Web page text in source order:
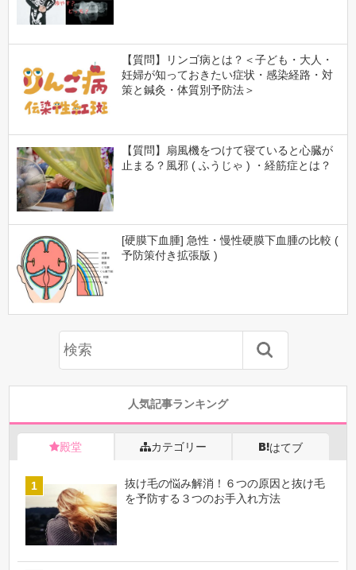
【質問】リンゴ病とは？＜子ども・大人・
妊婦が知っておきたい症状・感染経路・対
策と鍼灸・体質別予防法＞
【質問】扇風機をつけて寝ていると心臓が
止まる？風邪 ( ふうじゃ ) ・経筋症とは？
[硬膜下血腫] 急性・慢性硬膜下血腫の比較 (
予防策付き拡張版 )
人気記事ランキング
殿堂 カテゴリー はてブ
抜け毛の悩み解消！６つの原因と抜け毛
を予防する３つのお手入れ方法